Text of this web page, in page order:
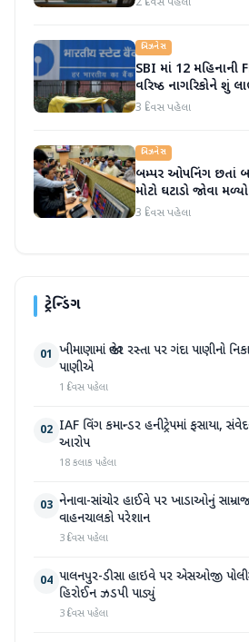
બિઝનેસ
SBI માં 12
વરિષ્ઠ નાગરિકોને શું
3 દિવસ પહેલા
બિઝનેસ
બમ્પર ઓપનિંગ છતાં
મોટો ઘટાડો જોવા મળ્યો
3 દિવસ પહેલા
ટ્રેન્ડિંગ
01 ખીમાણામાં જાહેર રસ્તા પર ગંદા પાણીનો
પાણીએ
1 દિવસ પહેલા
02 IAF વિંગ કમાન્ડર હનીટ્રેપમાં ફસાયા,
આરોપ
18 કલાક પહેલા
03 નેનાવા-સાંચોર હાઈવે પર ખાડાઓનું
વાહનચાલકો પરેશાન
3 દિવસ પહેલા
04 પાલનપુર-ડીસા હાઇવે પર એસઓજી
હિરોઈન ઝડપી પાડ્યું
3 દિવસ પહેલા